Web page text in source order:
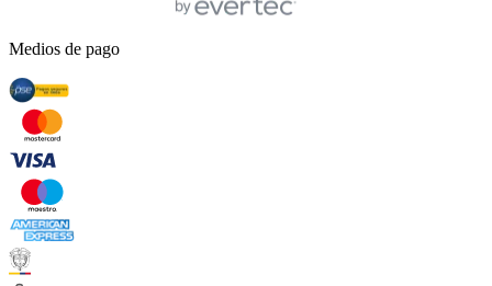
Medios de pago